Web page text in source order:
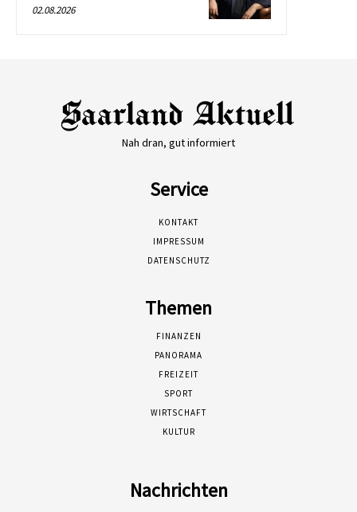
02.08.2026
Nah dran, gut informiert
Service
KONTAKT
IMPRESSUM
DATENSCHUTZ
Themen
FINANZEN
PANORAMA
FREIZEIT
SPORT
WIRTSCHAFT
KULTUR
Nachrichten